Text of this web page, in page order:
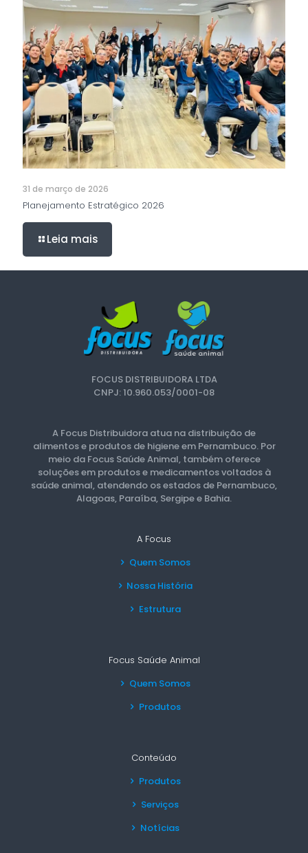
31 de março de 2026
Planejamento Estratégico 2026
Leia mais
FOCUS DISTRIBUIDORA LTDA
CNPJ: 10.960.053/0001-08
A Focus Distribuidora atua na distribuição de
alimentos e produtos de higiene em Pernambuco. Por
meio da Focus Saúde Animal, também oferece
soluções em produtos e medicamentos voltados à
saúde animal, atendendo os estados de Pernambuco,
Alagoas, Paraíba, Sergipe e Bahia.
A Focus
Quem Somos
Nossa História
Estrutura
Focus Saúde Animal
Quem Somos
Produtos
Conteúdo
Produtos
Serviços
Notícias